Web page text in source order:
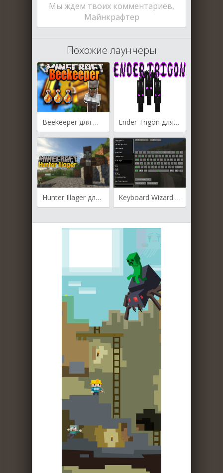
Мы ждем твоих комментариев,
Майнкрафтер
Похожие лаунчеры
Beekeeper для Майнкрафт [1.20.2, 1.20.1] Ender Trigon для Майнкрафт [1.19.4, 1.19.3, 1.19.2]
Hunter Illager для Майнкрафт [1.19.4, 1.19.3, 1.19.2] Keyboard Wizard для Майнкрафт [1.12.2, 1.11.2, 1.10.2]